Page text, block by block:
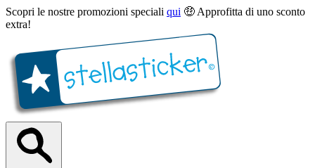
Scopri le nostre promozioni speciali qui 🤑 Approfitta di uno sconto
extra!